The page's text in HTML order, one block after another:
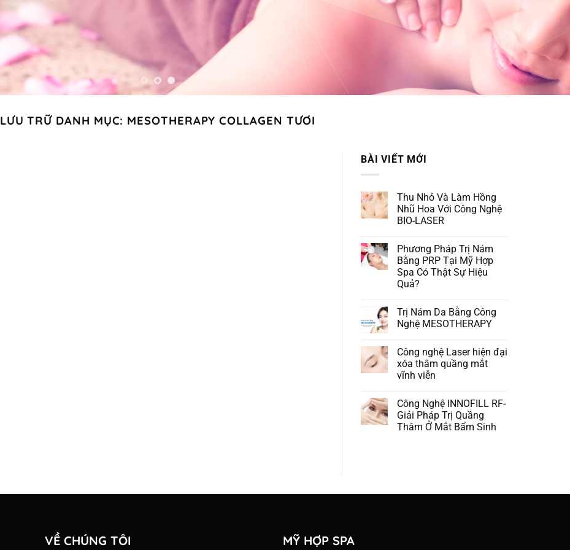
LƯU TRỮ DANH MỤC: MESOTHERAPY COLLAGEN TƯƠI
BÀI VIẾT MỚI
Thu Nhỏ Và Làm Hồng
Nhũ Hoa Với Công Nghệ
BIO-LASER
Phương Pháp Trị Nám
Bằng PRP Tại Mỹ Hợp
Spa Có Thật Sự Hiệu
Quả?
Trị Nám Da Bằng Công
Nghệ MESOTHERAPY
Công nghệ Laser hiện đại
xóa thâm quầng mắt
vĩnh viễn
Công Nghệ INNOFILL RF-
Giải Pháp Trị Quầng
Thâm Ở Mắt Bẩm Sinh
VỀ CHÚNG TÔI MỸ HỢP SPA